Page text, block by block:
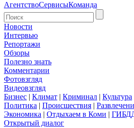
АгентствоСервисыКоманда
Новости
Интервью
Репортажи
Обзоры
Полезно знать
Комментарии
Фотовзгляд
Видеовзгляд
Бизнес | Климат | Криминал | Культура
Политика | Происшествия |
Экономика | Отдыхаем в Коми |
Открытый диалог